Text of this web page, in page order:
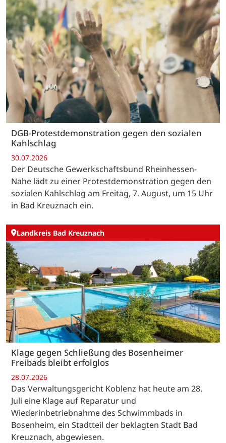
DGB-Protestdemonstration gegen den sozialen
Kahlschlag
30.07.2026
Der Deutsche Gewerkschaftsbund Rheinhessen-
Nahe lädt zu einer Protestdemonstration gegen den
sozialen Kahlschlag am Freitag, 7. August, um 15 Uhr
in Bad Kreuznach ein.
Landkreis Bad Kreuznach
Klage gegen Schließung des Bosenheimer
Freibads bleibt erfolglos
28.07.2026
Das Verwaltungsgericht Koblenz hat heute am 28.
Juli eine Klage auf Reparatur und
Wiederinbetriebnahme des Schwimmbads in
Bosenheim, ein Stadtteil der beklagten Stadt Bad
Kreuznach, abgewiesen.